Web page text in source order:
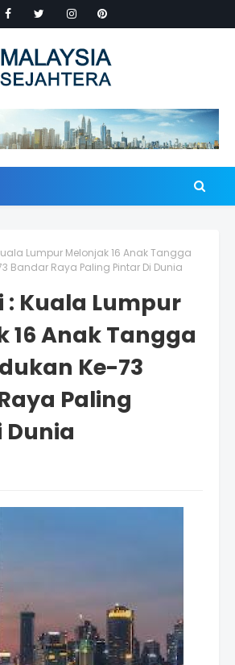
Lumpur Melonjak 16 Anak Tangga
Bandar Raya Paling Pintar Di Dunia
: Kuala Lumpur
16 Anak Tangga
Ke-73
Paling
Dunia